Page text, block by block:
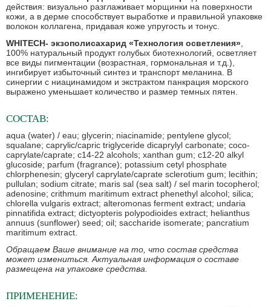
действия: визуально разглаживает морщинки на поверхности
кожи, а в дерме способствует выработке и правильной упаковке
волокон коллагена, придавая коже упругость и тонус.
WHITECH- экзополисахарид «Технология осветления»,
100% натуральный продукт голубых биотехнологий, осветляет
все виды пигментации (возрастная, гормональная и т.д.),
ингибирует избыточный синтез и транспорт меланина. В
синергии с ниацинамидом и экстрактом панкрация морского
выражено уменьшает количество и размер темных пятен.
СОСТАВ:
aqua (water) / eau; glycerin; niacinamide; pentylene glycol;
squalane; caprylic/capric triglyceride dicaprylyl carbonate; coco-
caprylate/caprate; c14-22 alcohols; xanthan gum; c12-20 alkyl
glucoside; parfum (fragrance); potassium cetyl phosphate
chlorphenesin; glyceryl caprylate/caprate sclerotium gum; lecithin;
pullulan; sodium citrate; maris sal (sea salt) / sel marin tocopherol;
adenosine; crithmum maritimum extract phenethyl alcohol; silica;
chlorella vulgaris extract; alteromonas ferment extract; undaria
pinnatifida extract; dictyopteris polypodioides extract; helianthus
annuus (sunflower) seed; oil; saccharide isomerate; pancratium
maritimum extract.
Обращаем Ваше внимание на то, что состав средства
может измениться. Актуальная информация о составе
размещена на упаковке средства.
ПРИМЕНЕНИЕ: